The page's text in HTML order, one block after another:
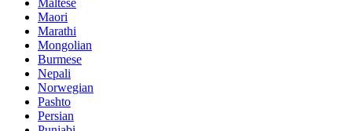
Maltese
Maori
Marathi
Mongolian
Burmese
Nepali
Norwegian
Pashto
Persian